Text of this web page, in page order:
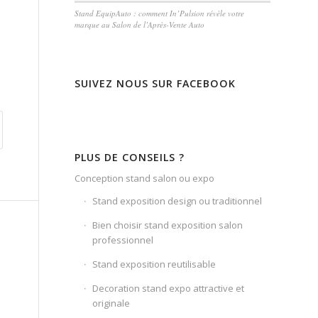
Stand EquipAuto : comment In’Pulsion révèle votre
marque au Salon de l’Après-Vente Auto
SUIVEZ NOUS SUR FACEBOOK
PLUS DE CONSEILS ?
Conception stand salon ou expo
Stand exposition design ou traditionnel
Bien choisir stand exposition salon
professionnel
Stand exposition reutilisable
Decoration stand expo attractive et
originale